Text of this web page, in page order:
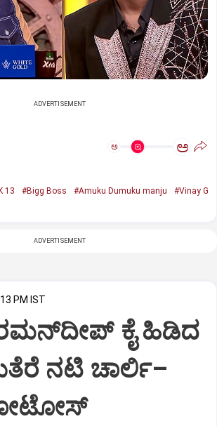
ADVERTISEMENT
ಅ ಅ
13 #Bigg Boss #Amuku Dumuku manju
#Vinay G
ADVERTISEMENT
PM IST
ಕೈ ಹಿಡಿದ
ನಟಿ ಚಾರ್ಲಿ–